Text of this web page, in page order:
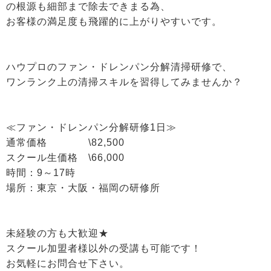
の根源も細部まで除去できまる為、
お客様の満足度も飛躍的に上がりやすいです。
ハウプロのファン・ドレンパン分解清掃研修で、
ワンランク上の清掃スキルを習得してみませんか？
≪ファン・ドレンパン分解研修1日≫
通常価格 \82,500
スクール生価格 \66,000
時間：9～17時
場所：東京・大阪・福岡の研修所
未経験の方も大歓迎★
スクール加盟者様以外の受講も可能です！
お気軽にお問合せ下さい。